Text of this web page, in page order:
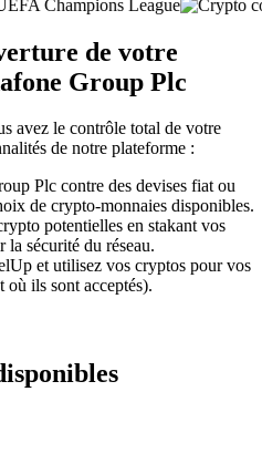
de votre
Group Plc
avez le contrôle total de votre
de notre plateforme :
Plc contre des devises fiat ou
de crypto-monnaies disponibles.
potentielles en stakant vos
sécurité du réseau.
et utilisez vos cryptos pour vos
où ils sont acceptés).